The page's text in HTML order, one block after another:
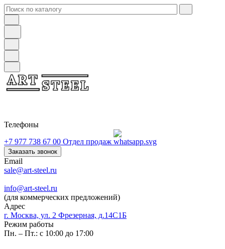
Телефоны
+7 977 738 67 00 Отдел продаж
Заказать звонок
Email
sale@art-steel.ru
info@art-steel.ru
(для коммерческих предложений)
Адрес
г. Москва, ул. 2 Фрезерная, д.14С1Б
Режим работы
Пн. – Пт.: с 10:00 до 17:00